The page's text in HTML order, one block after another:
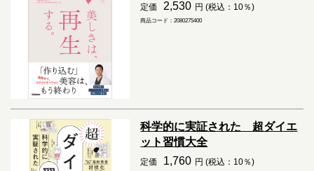
定価 2,530 円 (税込：10％)
商品コード：2080275400
科学的に実証された 超ダイエ
ット習慣大全
定価 1,760 円 (税込：10％)